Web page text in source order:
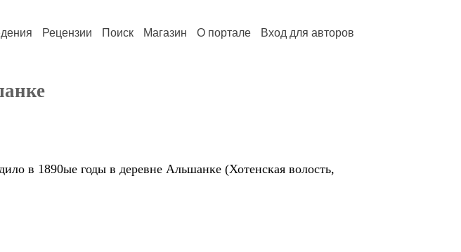
Рецензии Поиск Магазин О портале Вход для авторов
в 1890ые годы в деревне Альшанке (Хотенская волость,